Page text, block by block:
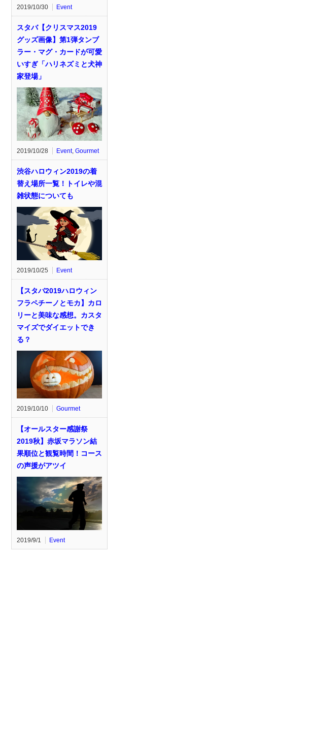
2019/10/30 Event
スタバ【クリスマス2019
グッズ画像】第1弾タンブ
ラー・マグ・カードが可愛
いすぎ「ハリネズミと犬神
家登場」
2019/10/28 Event, Gourmet
渋谷ハロウィン2019の着
替え場所一覧！トイレや混
雑状態についても
2019/10/25 Event
【スタバ2019ハロウィン
フラペチーノとモカ】カロ
リーと美味な感想。カスタ
マイズでダイエットでき
る？
2019/10/10 Gourmet
【オールスター感謝祭
2019秋】赤坂マラソン結
果順位と観覧時間！コース
の声援がアツイ
2019/9/1 Event